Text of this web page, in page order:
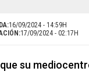
16/09/2024 - 14:59H
17/09/2024 - 02:17H
su